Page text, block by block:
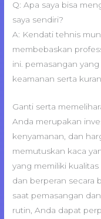
Q: Apa saya bisa
saya sendiri?
A: Kendati tehnis
membebaskan
ini. pemasangan
keamanan serta
Ganti serta
Anda merupakan
kenyamanan, dan
memutuskan kaca
yang memiliki
dan berperan secara
saat pemasangan
rutin, Anda dapat